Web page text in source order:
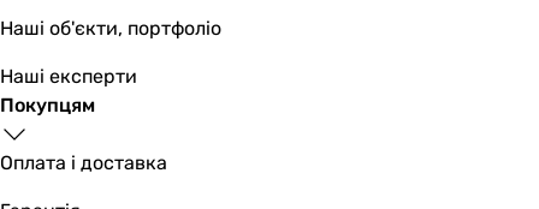
IPX4
IPX4
Мінімальна температура
-30 °C
-30 °C
Наші об'єкти, портфоліо
Наші експерти
Покупцям
Оплата і доставка